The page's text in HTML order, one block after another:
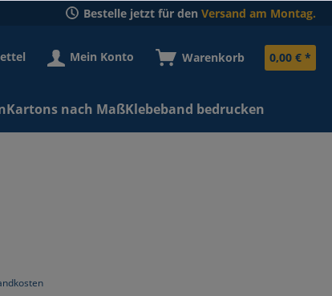
Bestelle jetzt für den Versand am Montag.
Mein Konto Warenkorb 0,00 € *
Kartons nach MaßKlebeband bedrucken